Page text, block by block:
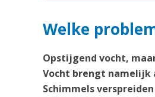
Welke
Opstijgend vocht,
Vocht brengt namelijk
Schimmels